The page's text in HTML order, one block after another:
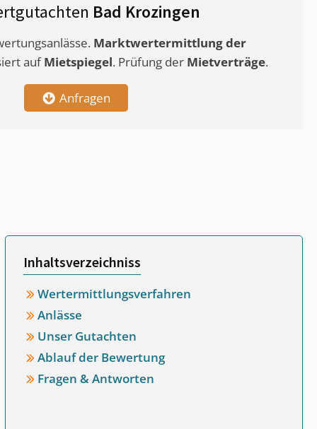
Bad Krozingen
Marktwertermittlungder
aufMietspiegel. Prüfung der Mietverträge.
Anfragen
Inhaltsverzeichniss
Wertermittlungsverfahren
Anlässe
Unser Gutachten
Ablauf der Bewertung
Fragen & Antworten